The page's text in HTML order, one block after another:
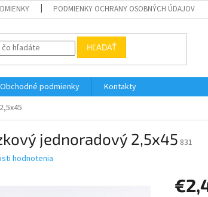
PODMIENKY OCHRANY OSOBNÝCH ÚDAJOV
HĽADAŤ
Obchodné podmienky
Kontakty
jednoradový 2,5x45 831
hodnotenia